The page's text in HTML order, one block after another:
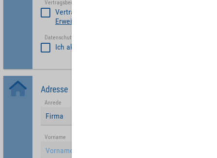
Vertragsbedinungen akzeptieren
Vertragsbedinungen akzeptieren
Erweiterte Vertragsbedingungen Partner
Datenschutzerklärung akzeptiert
Ich akzeptiere die
Adresse
Anrede
Firma
Vorname